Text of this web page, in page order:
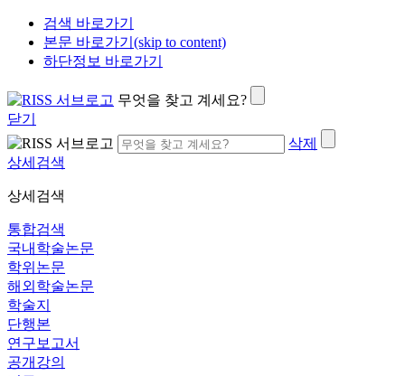
검색 바로가기
본문 바로가기(skip to content)
하단정보 바로가기
무엇을 찾고 계세요?
닫기
삭제
상세검색
상세검색
통합검색
국내학술논문
학위논문
해외학술논문
학술지
단행본
연구보고서
공개강의